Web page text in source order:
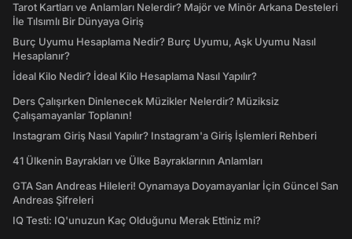
Tarot Kartları ve Anlamları Nelerdir? Majör ve Minör Arkana Desteleri
İle Tılsımlı Bir Dünyaya Giriş
Burç Uyumu Hesaplama Nedir? Burç Uyumu, Aşk Uyumu Nasıl
Hesaplanır?
İdeal Kilo Nedir? İdeal Kilo Hesaplama Nasıl Yapılır?
Ders Çalışırken Dinlenecek Müzikler Nelerdir? Müziksiz
Çalışamayanlar Toplanın!
Instagram Giriş Nasıl Yapılır? Instagram'a Giriş İşlemleri Rehberi
41 Ülkenin Bayrakları ve Ülke Bayraklarının Anlamları
GTA San Andreas Hileleri! Oynamaya Doyamayanlar İçin Güncel San
Andreas Şifreleri
IQ Testi: IQ'unuzun Kaç Olduğunu Merak Ettiniz mi?